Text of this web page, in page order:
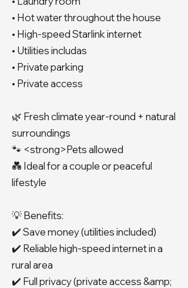
• Hot water throughout the house
• High-speed Starlink internet
• Utilities includas
• Private parking
• Private access
🌿 Fresh climate year-round + natural
surroundings
🐾 <strong>Pets allowed
💑 Ideal for a couple or peaceful
lifestyle
💡 Benefits:
✔️ Save money (utilities included)
✔️ Reliable high-speed internet in a
rural area
✔️ Full privacy (private access &amp;